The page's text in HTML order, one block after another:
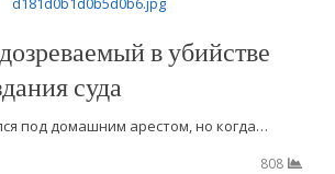
в убийстве
суда
под домашним арестом, но когда…
808